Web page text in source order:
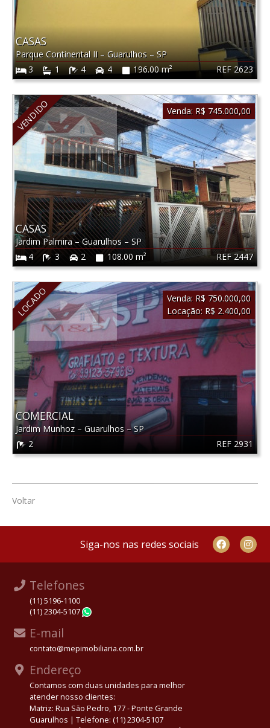
REF 2623
CASAS
Parque Continental II–Guarulhos–SP
3
1 4 4 196.00 m²
VENDIDO
REF 2447
CASAS
Jardim Palmira–Guarulhos– SP
4
3 2 108.00 m²
Venda: R$ 745.000,00
LOCADO
REF 2931
COMERCIAL
Jardim Munhoz – Guarulhos –SP
2
Venda: R$ 750.000,00
Locação: R$ 2.400,00
Voltar
Siga-nos nas redes sociais
Telefones
(11) 5196-1100
(11) 2304-5107
E-mail
contato@mepimobiliaria.com.br
Endereço
Contamos com duas unidades para melhor
atender nosso clientes:
Matriz: Rua São Pedro, 177 - Ponte Grande
Guarulhos | Telefone: (11) 2304-5107